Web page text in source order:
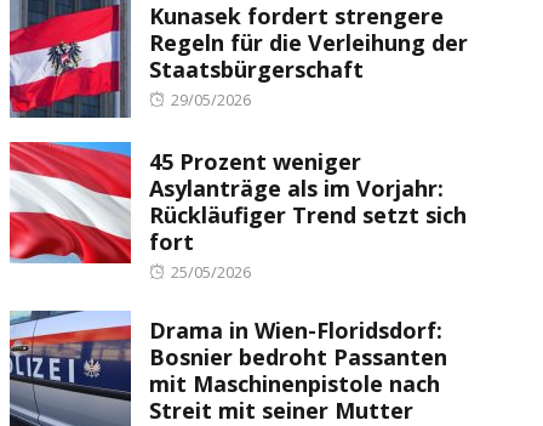
Kunasek fordert strengere
Regeln für die Verleihung der
Staatsbürgerschaft
Posted
29/05/2026
45 Prozent weniger
Asylanträge als im Vorjahr:
Rückläufiger Trend setzt sich
fort
Posted
25/05/2026
Drama in Wien-Floridsdorf:
Bosnier bedroht Passanten
mit Maschinenpistole nach
Streit mit seiner Mutter